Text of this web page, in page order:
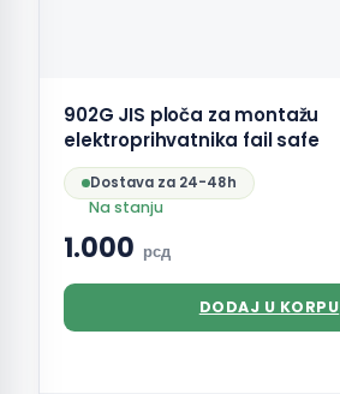
902G JIS ploča za montažu
elektroprihvatnika fail safe
Dostava za 24-48h
Na stanju
1.000 рсд
DODAJ U KORPU